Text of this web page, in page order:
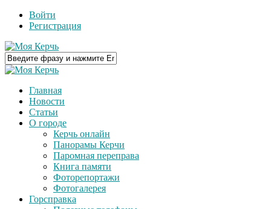
Войти
Регистрация
Главная
Новости
Статьи
О городе
Керчь онлайн
Панорамы Керчи
Паромная переправа
Книга памяти
Фоторепортажи
Фотогалерея
Горсправка